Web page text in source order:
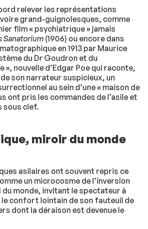
relever les représentations
grand-guignolesques, comme
film « psychiatrique » jamais
Sanatorium(1906) ou encore dans
en 1913 par Maurice
du Dr Goudron et du
», nouvelle d’Edgar Poe qui raconte,
son narrateur suspicieux, un
au sein d’une « maison de
ont pris les commandes de l’asile et
sous clef.
miroir du monde
asilaires ont souvent repris ce
un microcosme de l’inversion
du monde, invitant le spectateur à
confort lointain de son fauteuil de
dont la déraison est devenue le